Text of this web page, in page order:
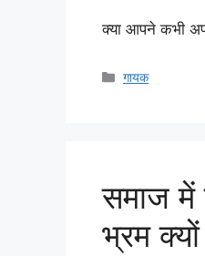
क्या आपने कभी
Categories
गायक
समाज में
भ्रम